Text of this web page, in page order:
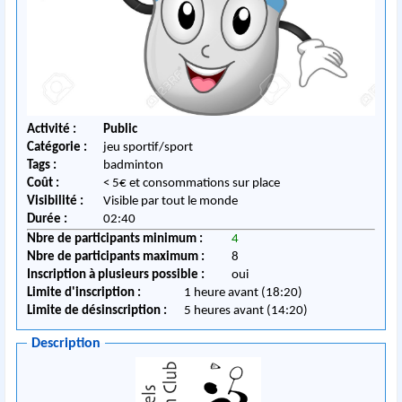
Activité :
Public
Catégorie :
jeu sportif/sport
Tags :
badminton
Coût :
< 5€ et consommations sur place
Visibilité :
Visible par tout le monde
Durée :
02:40
Nbre de participants minimum :
4
Nbre de participants maximum :
8
Inscription à plusieurs possible :
oui
Limite d'inscription :
1 heure avant (18:20)
Limite de désinscription :
5 heures avant (14:20)
Description